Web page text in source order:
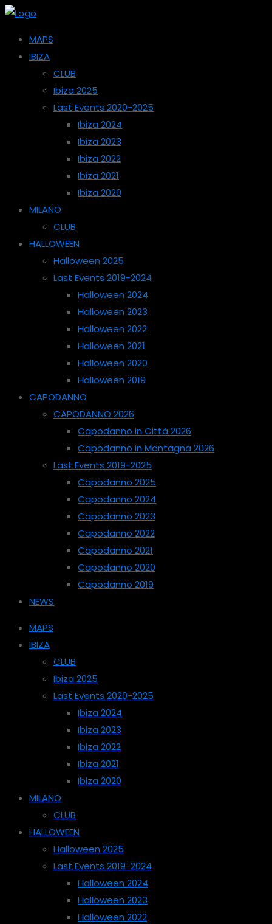
MAPS
IBIZA
CLUB
Ibiza 2025
Last Events 2020-2025
Ibiza 2024
Ibiza 2023
Ibiza 2022
Ibiza 2021
Ibiza 2020
MILANO
CLUB
HALLOWEEN
Halloween 2025
Last Events 2019-2024
Halloween 2024
Halloween 2023
Halloween 2022
Halloween 2021
Halloween 2020
Halloween 2019
CAPODANNO
CAPODANNO 2026
Capodanno in Città 2026
Capodanno in Montagna 2026
Last Events 2019-2025
Capodanno 2025
Capodanno 2024
Capodanno 2023
Capodanno 2022
Capodanno 2021
Capodanno 2020
Capodanno 2019
NEWS
MAPS
IBIZA
CLUB
Ibiza 2025
Last Events 2020-2025
Ibiza 2024
Ibiza 2023
Ibiza 2022
Ibiza 2021
Ibiza 2020
MILANO
CLUB
HALLOWEEN
Halloween 2025
Last Events 2019-2024
Halloween 2024
Halloween 2023
Halloween 2022